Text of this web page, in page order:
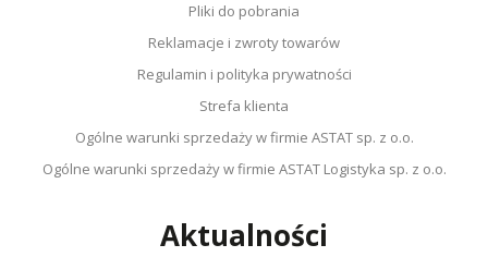
Pliki do pobrania
Reklamacje i zwroty towarów
Regulamin i polityka prywatności
Strefa klienta
Ogólne warunki sprzedaży w firmie ASTAT sp. z o.o.
Ogólne warunki sprzedaży w firmie ASTAT Logistyka sp. z o.o.
Aktualności